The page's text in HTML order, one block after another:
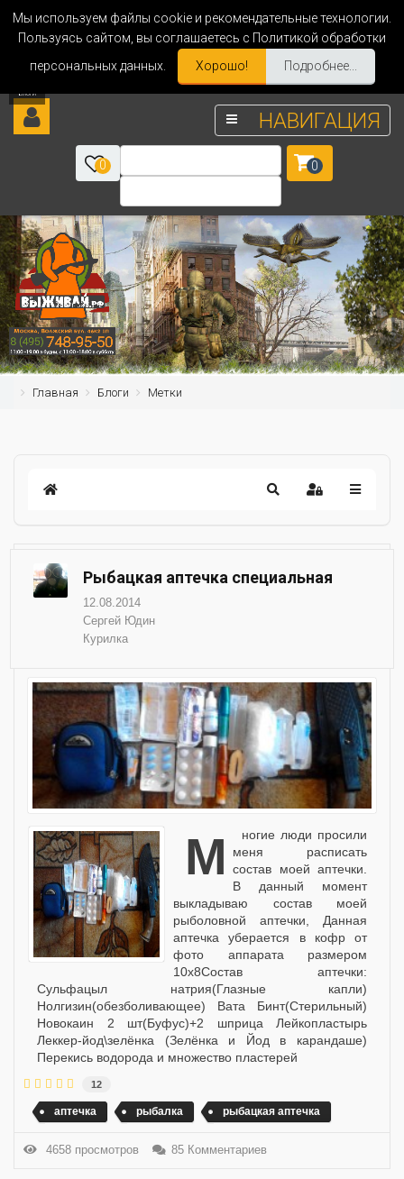
Мы используем файлы cookie и рекомендательные технологии.
Пользуясь сайтом, вы соглашаетесь с Политикой обработки
персональных данных.
Хорошо! Подробнее...
НАВИГАЦИЯ
0 0
Главная Блоги Метки
Рыбацкая аптечка специальная
12.08.2014
Сергей Юдин
Курилка
Многие люди просили
меня расписать
состав моей аптечки.
В данный момент
выкладываю состав моей
рыболовной аптечки, Данная
аптечка уберается в кофр от
фото аппарата размером
10x8Состав аптечки:
Сульфацыл натрия(Глазные капли)
Нолгизин(обезболивающее) Вата Бинт(Стерильный)
Новокаин 2 шт(Буфус)+2 шприца Лейкопластырь
Леккер-йод\зелёнка (Зелёнка и Йод в карандаше)
Перекись водорода и множество пластерей
12
аптечка рыбалка рыбацкая аптечка
4658 просмотров 85 Комментариев